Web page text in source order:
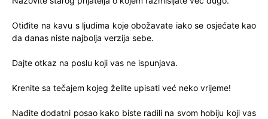
Otiđite na kavu s ljudima koje obožavate iako se osjećate kao
da danas niste najbolja verzija sebe.
Dajte otkaz na poslu koji vas ne ispunjava.
Krenite sa tečajem kojeg želite upisati već neko vrijeme!
Nađite dodatni posao kako biste radili na svom hobiju koji vas